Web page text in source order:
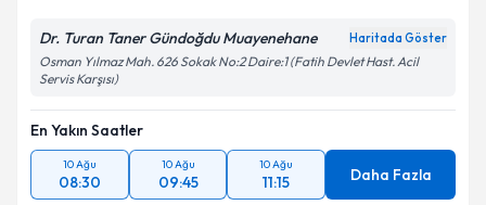
Dr. Turan Taner Gündoğdu Muayenehane Haritada Göster
Osman Yılmaz Mah. 626 Sokak No:2 Daire:1 (Fatih Devlet Hast. Acil
Servis Karşısı)
En Yakın Saatler
10 Ağu
08:30
10 Ağu
09:45
10 Ağu
11:15 Daha Fazla